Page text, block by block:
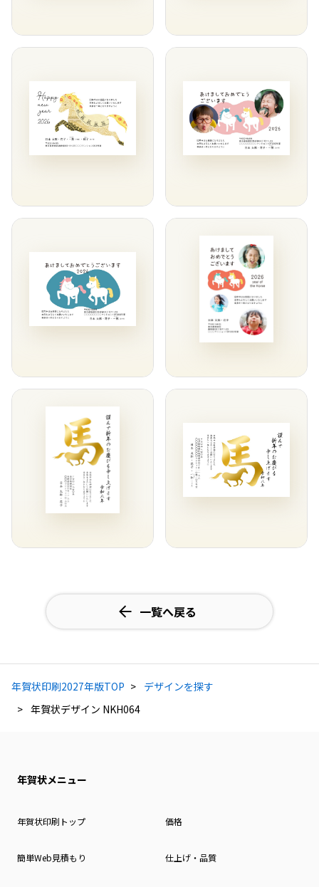
一覧へ戻る
年賀状印刷2027年版TOP
デザインを探す
年賀状デザイン NKH064
年賀状メニュー
年賀状印刷トップ 価格
簡単Web見積もり 仕上げ・品質